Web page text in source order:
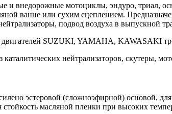
и внедорожные мотоциклы, эндуро, триал,
ванне или сухим сцеплением.
подвод воздуха в выпускной
SUZUKI, YAMAHA, KAWASAKI
нейтрализаторов, скутеры,
эстеровой (сложноэфирной) основой,
масляной пленки при высоких